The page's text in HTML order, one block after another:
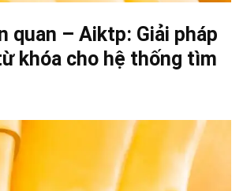
quan – Aiktp: Giải pháp
khóa cho hệ thống tìm